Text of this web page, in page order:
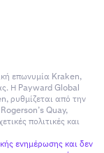
επωνυμία Kraken,
Η Payward Global
ρυθμίζεται από την
Quay,
πολιτικές και
ενημέρωσης και δεν